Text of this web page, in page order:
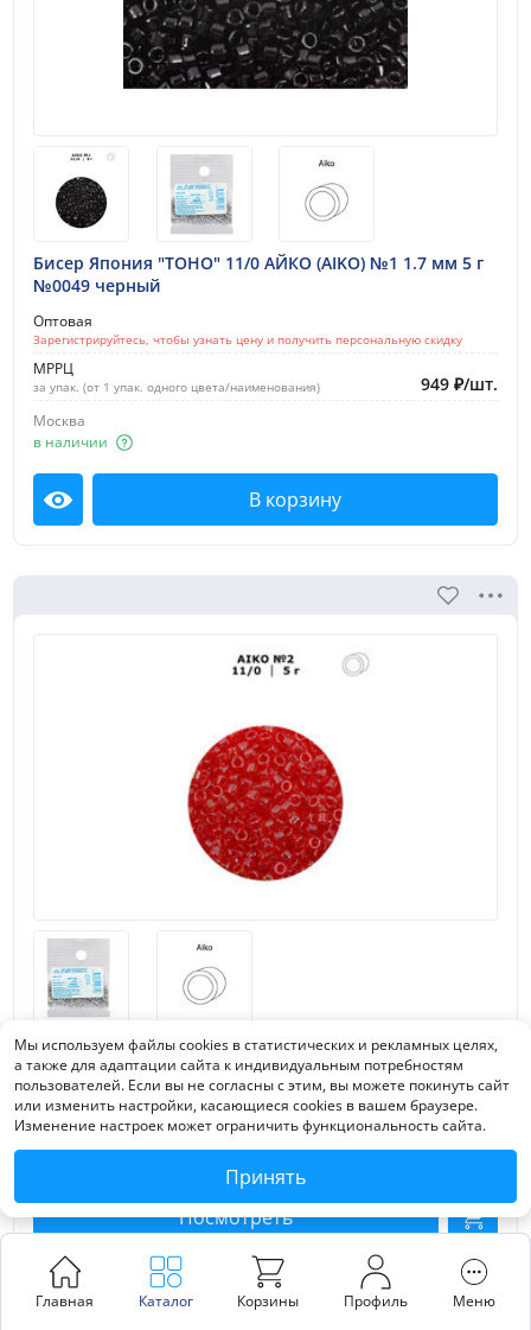
Бисер Япония "TOHO" 11/0 АЙКО (AIKO) №1 1.7 мм 5 г
№0049 черный
Оптовая
Зарегистрируйтесь, чтобы узнать цену и получить персональную скидку
МРРЦ
за упак. (от 1 упак. одного цвета/наименования) 949 ₽/шт.
Москва
в наличии
Посмотреть В корзину
Бисер Япония "TOHO" 11/0 АЙКО (AIKO) №2 1.7 мм 5 г
Оптовая
Зарегистрируйтесь, чтобы узнать цену и получить персональную скидку
МРРЦ
за упак. (от 1 упак. одного цвета/наименования) 1009₽/шт.
Посмотреть
ШК:4630082027150
Главная Каталог Корзины Профиль Меню
Мы используем файлы cookies в статистических и рекламных целях,
а также для адаптации сайта к индивидуальным потребностям
пользователей. Если вы не согласны с этим, вы можете покинуть сайт
или изменить настройки, касающиеся cookies в вашем браузере.
Изменение настроек может ограничить функциональность сайта.
Принять